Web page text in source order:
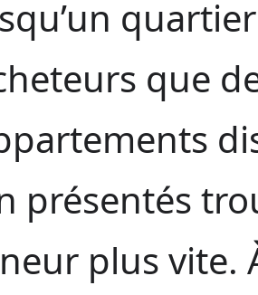
que
présentés
plus vite.